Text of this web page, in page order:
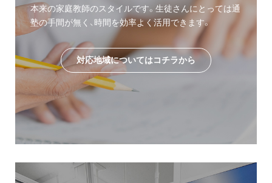
本来の家庭教師のスタイルです。生徒さんにとっては通
塾の手間が無く、時間を効率よく活用できます。
対応地域についてはコチラから